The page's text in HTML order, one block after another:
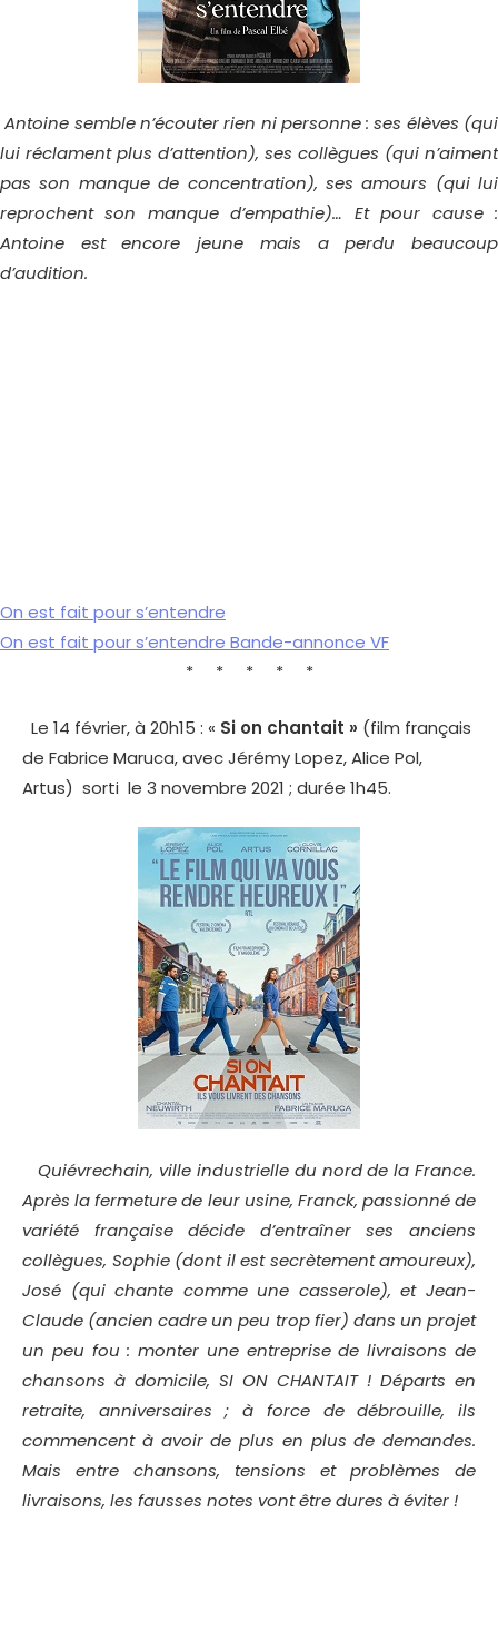
Antoine semble n’écouter rien ni personne : ses élèves (qui
lui réclament plus d’attention), ses collègues (qui n’aiment
pas son manque de concentration), ses amours (qui lui
reprochent son manque d’empathie)… Et pour cause :
Antoine est encore jeune mais a perdu beaucoup
d’audition.
On est fait pour s’entendre
On est fait pour s’entendre Bande-annonce VF
* * * * *
Le 14 février, à 20h15 : « Si on chantait » (film français
de Fabrice Maruca, avec Jérémy Lopez, Alice Pol,
Artus) sorti le 3 novembre 2021 ; durée 1h45.
Quiévrechain, ville industrielle du nord de la France.
Après la fermeture de leur usine, Franck, passionné de
variété française décide d’entraîner ses anciens
collègues, Sophie (dont il est secrètement amoureux),
José (qui chante comme une casserole), et Jean-
Claude (ancien cadre un peu trop fier) dans un projet
un peu fou : monter une entreprise de livraisons de
chansons à domicile, SI ON CHANTAIT ! Départs en
retraite, anniversaires ; à force de débrouille, ils
commencent à avoir de plus en plus de demandes.
Mais entre chansons, tensions et problèmes de
livraisons, les fausses notes vont être dures à éviter !